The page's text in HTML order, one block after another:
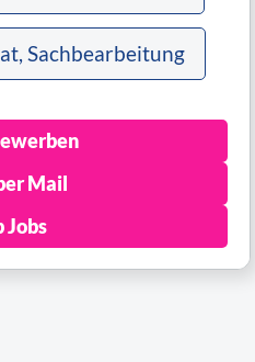
Sachbearbeitung
Mail
Jobs